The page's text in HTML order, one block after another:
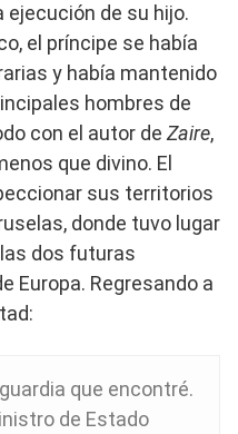
ejecución de su hijo.
el príncipe se había
y había mantenido
hombres de
con el autor de Zaire,
que divino. El
sus territorios
donde tuvo lugar
dos futuras
Europa. Regresando a
que encontré.
de Estado